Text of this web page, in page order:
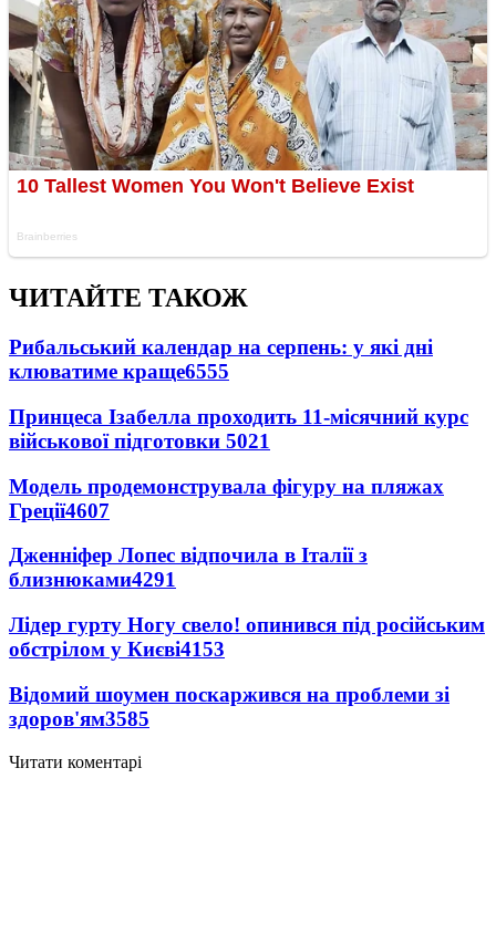
ЧИТАЙТЕ ТАКОЖ
Рибальський календар на серпень: у які дні
клюватиме краще6555
Принцеса Ізабелла проходить 11-місячний курс
військової підготовки 5021
Модель продемонструвала фігуру на пляжах
Греції4607
Дженніфер Лопес відпочила в Італії з
близнюками4291
Лідер гурту Ногу свело! опинився під російським
обстрілом у Києві4153
Відомий шоумен поскаржився на проблеми зі
здоров'ям3585
Читати коментарі